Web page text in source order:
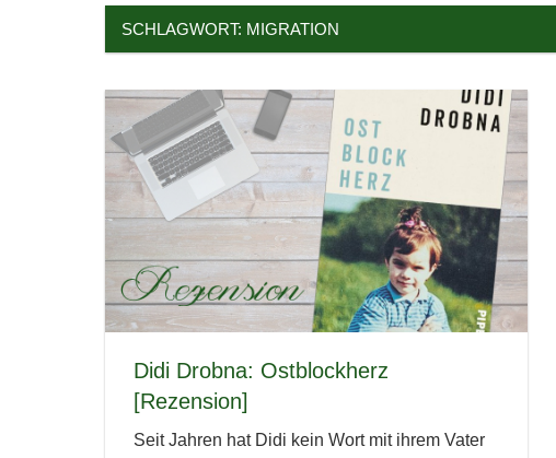
SCHLAGWORT: MIGRATION
Didi Drobna: Ostblockherz
[Rezension]
Seit Jahren hat Didi kein Wort mit ihrem Vater